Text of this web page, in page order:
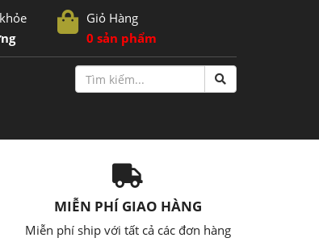
Giỏ Hàng
0 sản phẩm
MIỄN PHÍ GIAO HÀNG
Miễn phí ship với tất cả các đơn hàng